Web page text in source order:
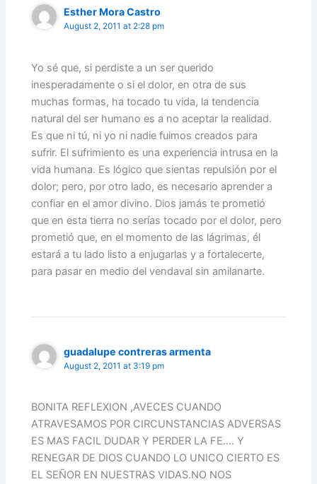
Esther Mora Castro
August 2, 2011 at 2:28 pm
Yo sé que, si perdiste a un ser querido
inesperadamente o si el dolor, en otra de sus
muchas formas, ha tocado tu vida, la tendencia
natural del ser humano es a no aceptar la realidad.
Es que ni tú, ni yo ni nadie fuimos crea­dos para
sufrir. El sufrimiento es una experiencia intrusa en la
vida humana. Es lógico que sientas repulsión por el
dolor; pero, por otro lado, es necesario aprender a
confiar en el amor divino. Dios jamás te prometió
que en esta tierra no serías tocado por el dolor, pero
prometió que, en el momento de las lágrimas, él
estará a tu lado listo a enjugarlas y a fortalecerte,
para pasar en medio del vendaval sin amilanarte.
guadalupe contreras armenta
August 2, 2011 at 3:19 pm
BONITA REFLEXION ,AVECES CUANDO
ATRAVESAMOS POR CIRCUNSTANCIAS ADVERSAS
ES MAS FACIL DUDAR Y PERDER LA FE…. Y
RENEGAR DE DIOS CUANDO LO UNICO CIERTO ES
EL SEÑOR EN NUESTRAS VIDAS.NO NOS